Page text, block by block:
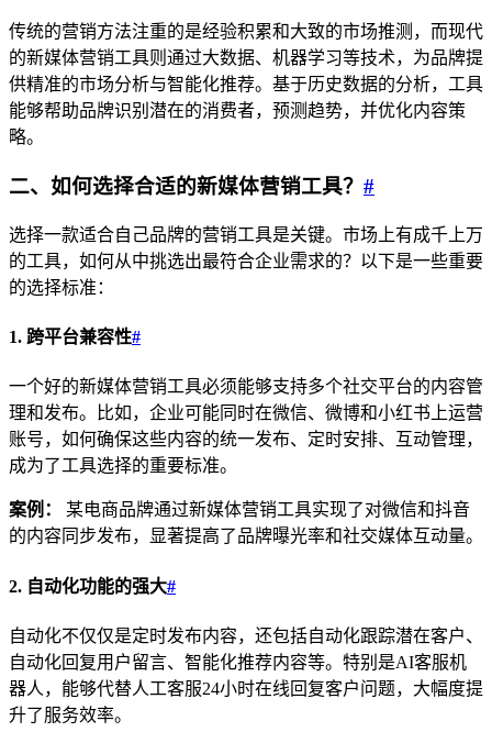
传统的营销方法注重的是经验积累和大致的市场推测，而现代
的新媒体营销工具则通过大数据、机器学习等技术，为品牌提
供精准的市场分析与智能化推荐。基于历史数据的分析，工具
能够帮助品牌识别潜在的消费者，预测趋势，并优化内容策
略。
二、如何选择合适的新媒体营销工具？ #
选择一款适合自己品牌的营销工具是关键。市场上有成千上万
的工具，如何从中挑选出最符合企业需求的？以下是一些重要
的选择标准：
1. 跨平台兼容性#
一个好的新媒体营销工具必须能够支持多个社交平台的内容管
理和发布。比如，企业可能同时在微信、微博和小红书上运营
账号，如何确保这些内容的统一发布、定时安排、互动管理，
成为了工具选择的重要标准。
案例：
某电商品牌通过新媒体营销工具实现了对微信和抖音
的内容同步发布，显著提高了品牌曝光率和社交媒体互动量。
2. 自动化功能的强大#
自动化不仅仅是定时发布内容，还包括自动化跟踪潜在客户、
自动化回复用户留言、智能化推荐内容等。特别是AI客服机
器人，能够代替人工客服24小时在线回复客户问题，大幅度提
升了服务效率。